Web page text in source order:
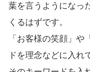
葉を言うようになっ
くるはずです。
「お客様の笑顔」
ドを理念などに入れ